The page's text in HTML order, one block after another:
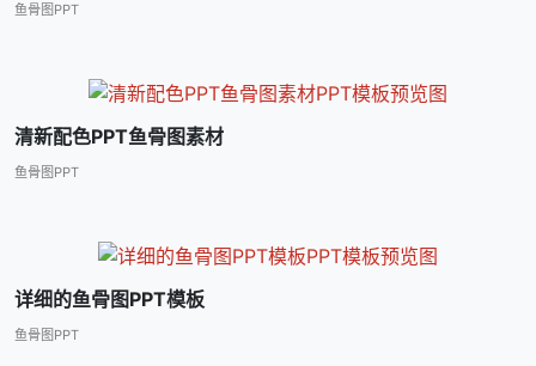
鱼骨图PPT
清新配色PPT鱼骨图素材
鱼骨图PPT
详细的鱼骨图PPT模板
鱼骨图PPT